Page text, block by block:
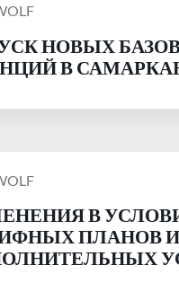
НОВЫХ
В
В
ПЛАНОВ И